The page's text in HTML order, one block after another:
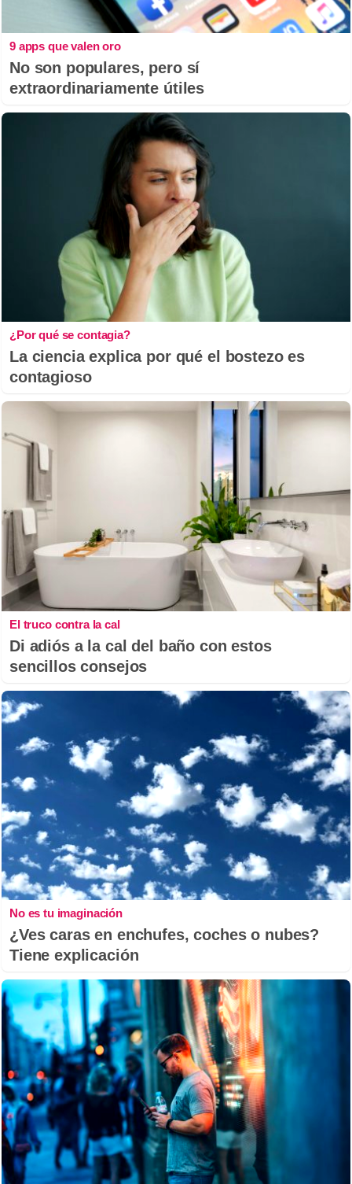
9 apps que valen oro
No son populares, pero sí
extraordinariamente útiles
¿Por qué se contagia?
La ciencia explica por qué el bostezo es
contagioso
El truco contra la cal
Di adiós a la cal del baño con estos
sencillos consejos
No es tu imaginación
¿Ves caras en enchufes, coches o nubes?
Tiene explicación